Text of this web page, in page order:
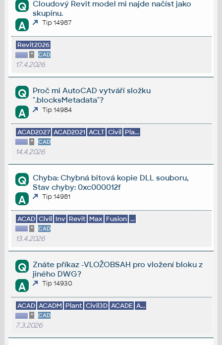
Q
Cloudový Revit model mi najde načíst jako
skupinu.
A Tip 14987
Revit2026
* CAD
17.4.2026
Q
Proč mi AutoCAD vytváří složku
".blocksMetadata"?
A Tip 14984
ACAD2027 ACAD2021 ACLT Civil Pla...
* CAD
14.4.2026
Q
Chyba: Chybná bitová kopie DLL souboru,
Stav chyby: 0xc000012f
A Tip 14981
ACAD Civil Inv Revit Max Fusion ...
* CAD
13.4.2026
Q
Znáte příkaz -VLOŽOBSAH pro vložení bloku z
jiného DWG?
A Tip 14930
ACAD ACADM Plant Civil3D ACADE A...
* CAD
7.3.2026